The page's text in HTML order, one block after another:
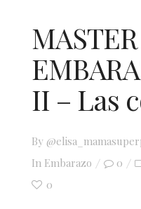
II – Las
By
In Embarazo 0
0